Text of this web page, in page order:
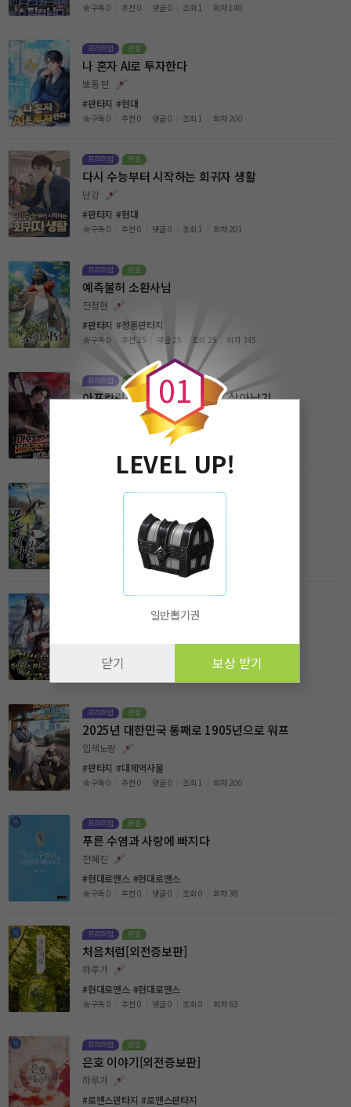
구독 0 추천 0 댓글 0 조회 1 회차 140
나 혼자 AI로 투자한다
뽀동 탄
#판타지 #현대
구독 0 추천 0 댓글 0 조회 1 회차 200
다시 수능부터 시작하는 회귀자 생활
단강
#판타지 #현대
구독 0 추천 0 댓글 0 조회 1 회차 201
예측불허 소환사님
전정현
#판타지 #정통판타지
구독 0 추천 25 댓글 25 조회 25 회차 345
아포칼립스에서 바바리안으로 살아남기
#신무협
추천 0 댓글 0 조회 1
검선이지만 제자는 마교의 소교주입니다
#무협 #신무협
구독 0 추천 0 회차 210
2025년 대한민국 통째로 1905년으로 워프
입색노랑
#판타지 #대체역사물
구독 0 추천 0 댓글 0 조회 1 회차 200
푸른 수염과 사랑에 빠지다
전혜진
#현대로맨스 #현대로맨스
구독 0 추천 0 댓글 0 조회 0 회차 38
처음처럼[외전증보판]
하루가
#현대로맨스 #현대로맨스
구독 0 추천 0 댓글 0 조회 0 회차 63
은호 이야기[외전증보판]
하루가
#로맨스판타지 #로맨스판타지
0
0
1
LEVEL UP!
일반뽑기권
닫기 보상 받기